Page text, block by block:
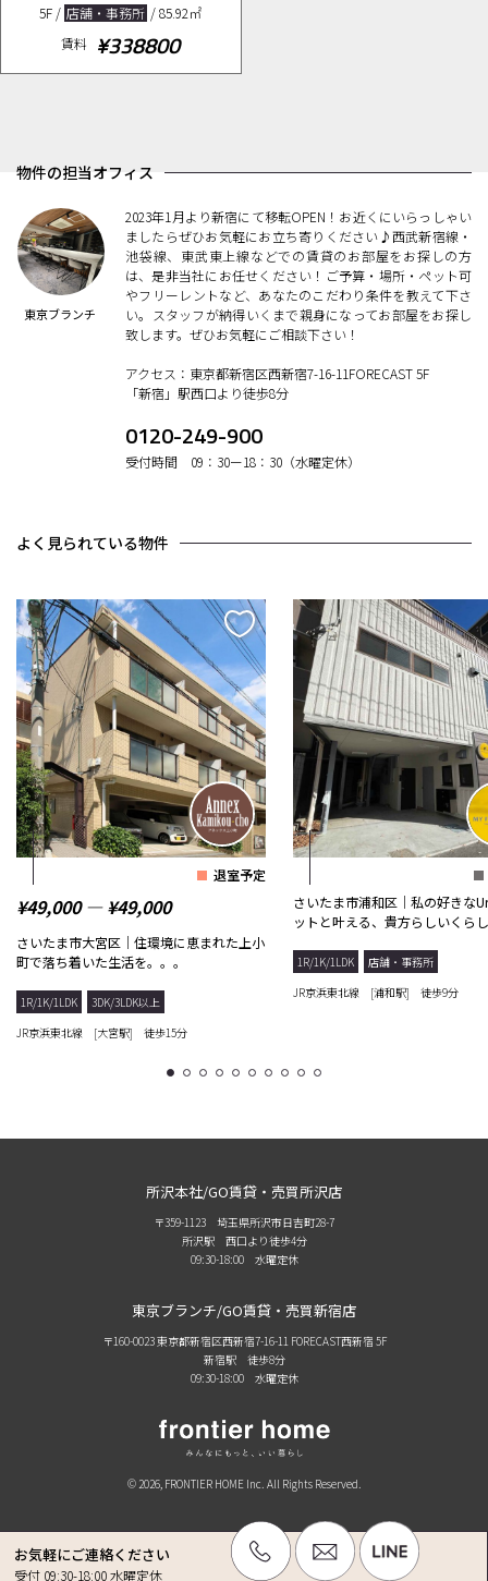
5F / 店舗・事務所 / 85.92㎡
賃料
¥338800
物件の担当オフィス
東京ブランチ
2023年1月より新宿にて移転OPEN！お近くにいらっしゃい
ましたらぜひお気軽にお立ち寄りください♪西武新宿線・
池袋線、東武東上線などでの賃貸のお部屋をお探しの方
は、是非当社にお任せください！ご予算・場所・ペット可
やフリーレントなど、あなたのこだわり条件を教えて下さ
い。スタッフが納得いくまで親身になってお部屋をお探し
致します。ぜひお気軽にご相談下さい！
アクセス：東京都新宿区西新宿7-16-11FORECAST 5F
「新宿」駅西口より徒歩8分
0120-249-900
受付時間 09：30ー18：30（水曜定休）
よく見られている物件
退室予定
¥49,000 ― ¥49,000
さいたま市大宮区｜住環境に恵まれた上小
町で落ち着いた生活を。。。
1R/1K/1LDK
3DK/3LDK以上
JR京浜東北線 [大宮駅] 徒歩15分
さいたま市浦和区｜私の好き
ットと叶える、貴方らしいくらし
1R/1K/1LDK
店舗・事務所
JR京浜東北線 [浦和駅] 徒歩9分
1 2 3 4 5 6 7 8 9 10
お気軽にご連絡ください
受付 09:30-18:00 水曜定休
所沢本社/GO賃貸・売買所沢店
〒359-1123 埼玉県所沢市日吉町28-7
所沢駅 西口より徒歩4分
09:30-18:00 水曜定休
東京ブランチ/GO賃貸・売買新宿店
〒160-0023 東京都新宿区西新宿7-16-11 FORECAST西新宿 5F
新宿駅 徒歩8分
09:30-18:00 水曜定休
© 2026, FRONTIER HOME Inc. All Rights Reserved.